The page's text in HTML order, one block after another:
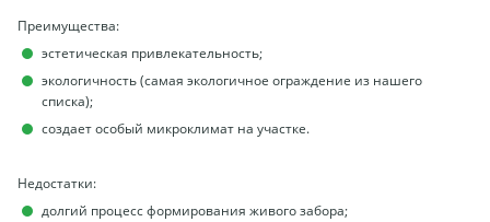
Преимущества:
эстетическая привлекательность;
экологичность (самая экологичное ограждение из нашего
списка);
создает особый микроклимат на участке.
Недостатки:
долгий процесс формирования живого забора;